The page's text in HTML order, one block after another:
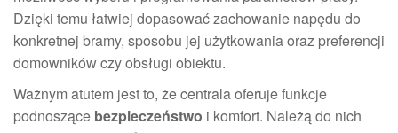
Dzięki temu łatwiej dopasować zachowanie napędu do
konkretnej bramy, sposobu jej użytkowania oraz preferencji
domowników czy obsługi obiektu.
Ważnym atutem jest to, że centrala oferuje funkcje
podnoszące bezpieczeństwo i komfort. Należą do nich